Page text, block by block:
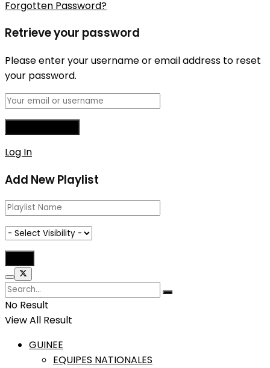
Forgotten Password?
Retrieve your password
Please enter your username or email address to reset
your password.
Log In
Add New Playlist
No Result
View All Result
GUINEE
EQUIPES NATIONALES